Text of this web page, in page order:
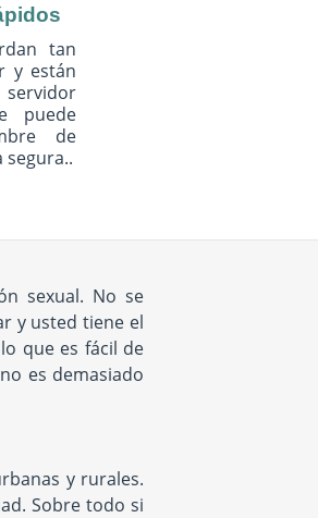
tan
y están
puede
de
segura..
sexual. No se
y usted tiene el
que es fácil de
es demasiado
y rurales.
Sobre todo si